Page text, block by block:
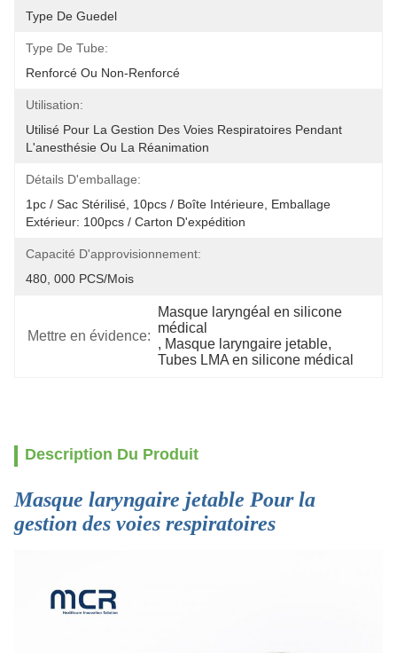
Type De Guedel
Type De Tube:
Renforcé Ou Non-Renforcé
Utilisation:
Utilisé Pour La Gestion Des Voies Respiratoires Pendant
L'anesthésie Ou La Réanimation
Détails D'emballage:
1pc / Sac Stérilisé, 10pcs / Boîte Intérieure, Emballage
Extérieur: 100pcs / Carton D'expédition
Capacité D'approvisionnement:
480, 000 PCS/mois
Mettre en évidence:
Masque laryngéal en silicone
médical
, Masque laryngaire jetable,
Tubes LMA en silicone médical
Description Du Produit
Masque laryngaire jetable Pour la
gestion des voies respiratoires